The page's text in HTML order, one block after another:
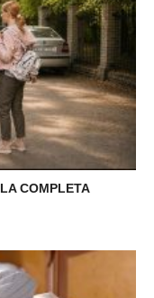
COMPLETA